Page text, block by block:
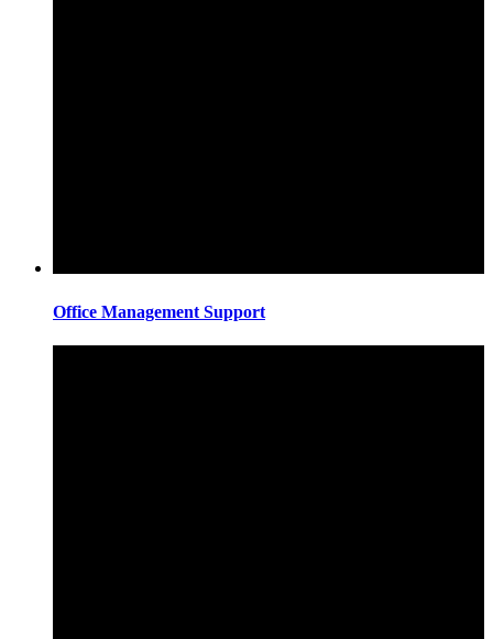
Office Management Support